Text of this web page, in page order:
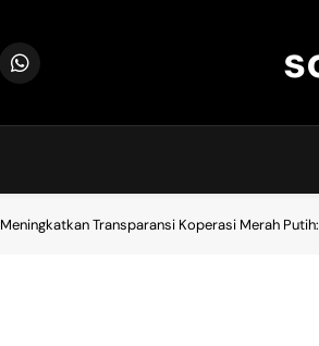
Meningkatkan Transparansi Koperasi Merah